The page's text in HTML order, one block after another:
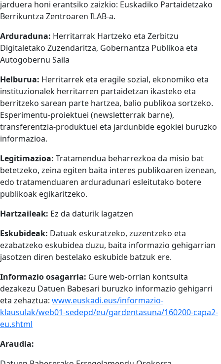
jarduera honi erantsiko zaizkio: Euskadiko Partaidetzako
Berrikuntza Zentroaren ILAB-a.
Arduraduna: Herritarrak Hartzeko eta Zerbitzu
Digitaletako Zuzendaritza, Gobernantza Publikoa eta
Autogobernu Saila
Helburua: Herritarrek eta eragile sozial, ekonomiko eta
instituzionalek herritarren partaidetzan ikasteko eta
berritzeko sarean parte hartzea, balio publikoa sortzeko.
Esperimentu-proiektuei (newsletterrak barne),
transferentzia-produktuei eta jardunbide egokiei buruzko
informazioa.
Legitimazioa: Tratamendua beharrezkoa da misio bat
betetzeko, zeina egiten baita interes publikoaren izenean,
edo tratamenduaren arduradunari esleitutako botere
publikoak egikaritzeko.
Hartzaileak: Ez da daturik lagatzen
Eskubideak: Datuak eskuratzeko, zuzentzeko eta
ezabatzeko eskubidea duzu, baita informazio gehigarrian
jasotzen diren bestelako eskubide batzuk ere.
Informazio osagarria: Gure web-orrian kontsulta
dezakezu Datuen Babesari buruzko informazio gehigarri
eta zehaztua: www.euskadi.eus/informazio-
klausulak/web01-sedepd/eu/gardentasuna/160200-capa2-
eu.shtml
Araudia: